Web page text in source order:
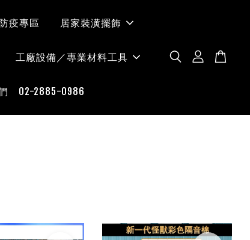
疫專區 居家裝潢擺飾
工廠設備／專業材料工具
02-2885-0986